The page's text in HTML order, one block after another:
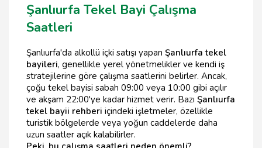
Şanlıurfa Tekel Bayi Çalışma
Saatleri
Şanlıurfa'da alkollü içki satışı yapan Şanlıurfa tekel
bayileri, genellikle yerel yönetmelikler ve kendi iş
stratejilerine göre çalışma saatlerini belirler. Ancak,
çoğu tekel bayisi sabah 09:00 veya 10:00 gibi açılır
ve akşam 22:00'ye kadar hizmet verir. Bazı Şanlıurfa
tekel bayii rehberi içindeki işletmeler, özellikle
turistik bölgelerde veya yoğun caddelerde daha
uzun saatler açık kalabilirler.